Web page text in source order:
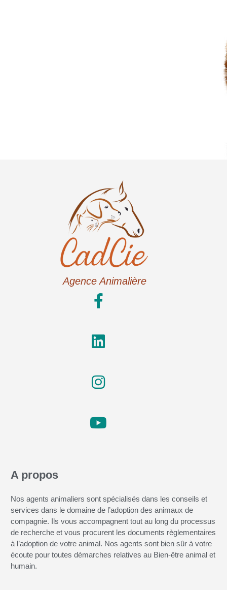
Agence Animalière
A propos
Nos agents animaliers sont spécialisés dans les conseils et
services dans le domaine de l’adoption des animaux de
compagnie. Ils vous accompagnent tout au long du processus
de recherche et vous procurent les documents règlementaires
à l’adoption de votre animal. Nos agents sont bien sûr à votre
écoute pour toutes démarches relatives au Bien-être animal et
humain.